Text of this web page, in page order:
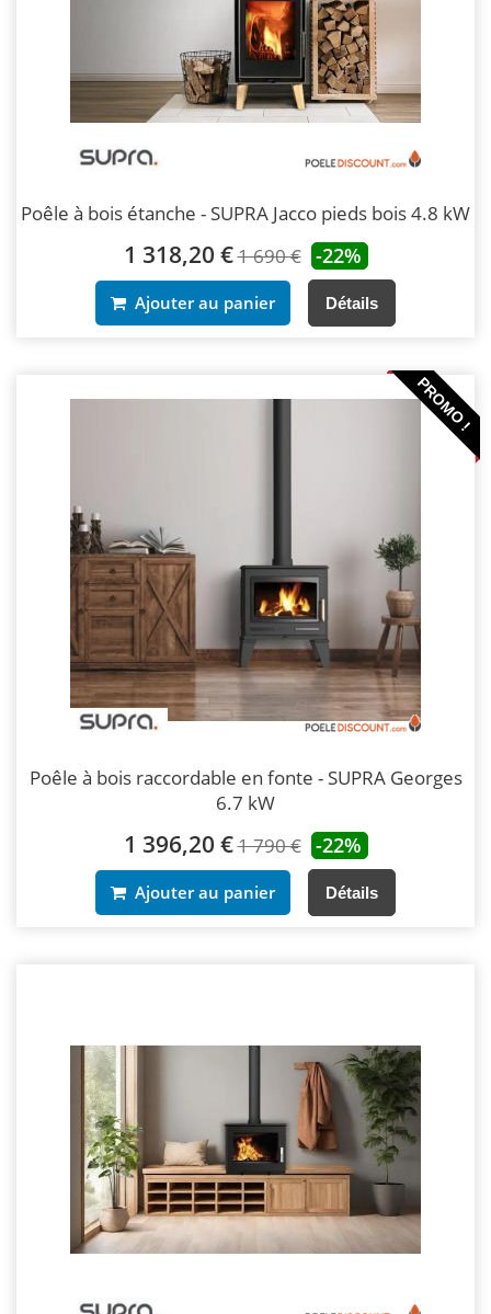
Poêle à bois étanche - SUPRA Jacco pieds bois 4.8 kW
1 318,20 €1 690 € -22%
Ajouter au panier Détails
PROMO !
Poêle à bois raccordable en fonte - SUPRA Georges
6.7 kW
1 396,20 €1 790 € -22%
Ajouter au panier Détails